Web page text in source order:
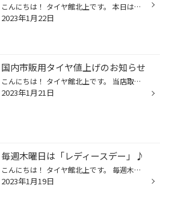
こんにちは！ タイヤ館北上です。 本日はドラレコの 取付け・商品ご紹介です☆ もはや定番になったドラレコ。 今はルームミラー型のドラレコが 人気のようですね(^ω^)/ そんな人気のミラー型ドラレコの お取付け入庫がありました～！ 本日お取付けした商品はコチラ！ コムテック ZDR038 嬉しい日本製...
2023年1月22日
国内市販用タイヤ値上げのお知らせ
こんにちは！ タイヤ館北上です。 当店取扱いタイヤメーカーの ブリヂストンが、タイヤ値上げの 決定を発表致しました。 昨年２回の値上げに続き、 再々値上げとなります…。 皆様には大変心苦しい 案内となりますが、 タイヤご購入の際は 値上げ前にご相談下さいませ。 値上げのご案内 詳細は下記リ...
2023年1月21日
毎週木曜日は「レディースデー」♪
こんにちは！ タイヤ館北上です。 毎週木曜★好評★ 「レディースデー」 ＼( 'ω')／！！ 女性のお客様は、 エンジンオイル交換が通常より お得に出来ちゃいます！！(^^)/ 本日もご来店、 誠にありがとうございます！ オイル交換/交換目安 ■ 約3,000～5,000km毎 ■ 約３～６ヶ月毎 お車の使用状況に応じ...
2023年1月19日